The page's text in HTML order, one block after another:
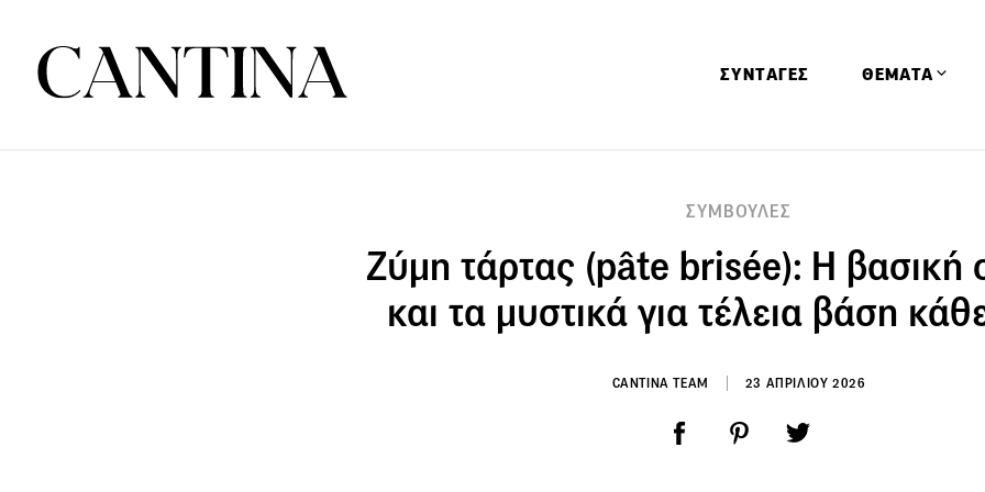
ΣΥΝΤΑΓΕΣ ΘΕΜΑΤΑ
Ειδήσεις
ΣΥΜΒΟΥΛΕΣ
Ζύμη τάρτας (pâte brisée): Η βασική
και τα μυστικά για τέλεια βάση
CANTINA TEAM 23 ΑΠΡΙΛΙΟΥ 2026